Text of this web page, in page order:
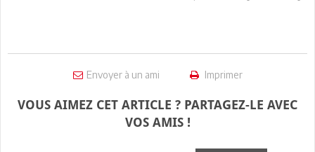
Envoyer à un ami Imprimer
VOUS AIMEZ CET ARTICLE ? PARTAGEZ-LE AVEC
VOS AMIS !